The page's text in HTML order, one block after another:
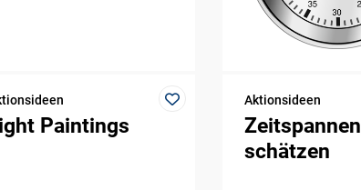
Paintings
Aktionsideen
Zeitspannen
schätzen